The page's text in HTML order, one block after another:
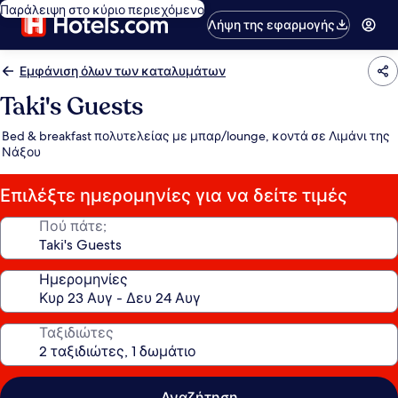
Παράλειψη στο κύριο περιεχόμενο
Λήψη της εφαρμογής
Εμφάνιση όλων των καταλυμάτων
Taki's Guests
Bed & breakfast πολυτελείας με μπαρ/lounge, κοντά σε Λιμάνι της
Νάξου
Επιλέξτε ημερομηνίες για να δείτε τιμές
Πού πάτε;
Ημερομηνίες
Ταξιδιώτες